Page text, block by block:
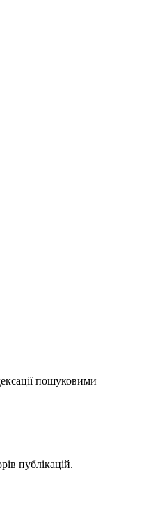
пошуковими
публікацій.